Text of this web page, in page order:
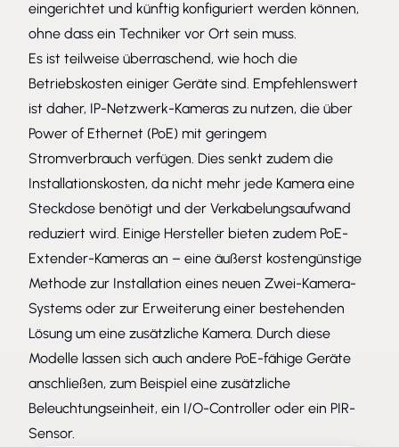
eingerichtet und künftig konfiguriert werden können,
ohne dass ein Techniker vor Ort sein muss.
Es ist teilweise überraschend, wie hoch die
Betriebskosten einiger Geräte sind. Empfehlenswert
ist daher, IP-Netzwerk-Kameras zu nutzen, die über
Power of Ethernet (PoE) mit geringem
Stromverbrauch verfügen. Dies senkt zudem die
Installationskosten, da nicht mehr jede Kamera eine
Steckdose benötigt und der Verkabelungsaufwand
reduziert wird. Einige Hersteller bieten zudem PoE-
Extender-Kameras an – eine äußerst kostengünstige
Methode zur Installation eines neuen Zwei-Kamera-
Systems oder zur Erweiterung einer bestehenden
Lösung um eine zusätzliche Kamera. Durch diese
Modelle lassen sich auch andere PoE-fähige Geräte
anschließen, zum Beispiel eine zusätzliche
Beleuchtungseinheit, ein I/O-Controller oder ein PIR-
Sensor.